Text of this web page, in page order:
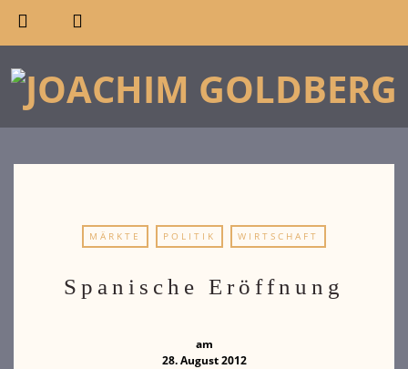
MÄRKTE POLITIK WIRTSCHAFT
Spanische Eröffnung
am
28. August 2012